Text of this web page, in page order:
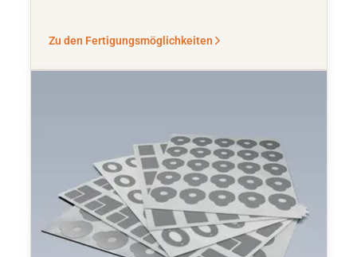
Zu den Fertigungsmöglichkeiten